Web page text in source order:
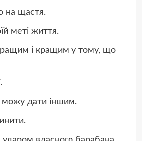
на щастя.
меті життя.
і кращим у тому, що
можу дати іншим.